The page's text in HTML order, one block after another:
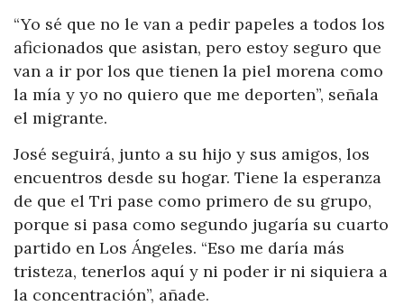
“Yo sé que no le van a pedir papeles a todos los
aficionados que asistan, pero estoy seguro que
van a ir por los que tienen la piel morena como
la mía y yo no quiero que me deporten”, señala
el migrante.
José seguirá, junto a su hijo y sus amigos, los
encuentros desde su hogar. Tiene la esperanza
de que el Tri pase como primero de su grupo,
porque si pasa como segundo jugaría su cuarto
partido en Los Ángeles. “Eso me daría más
tristeza, tenerlos aquí y ni poder ir ni siquiera a
la concentración”, añade.